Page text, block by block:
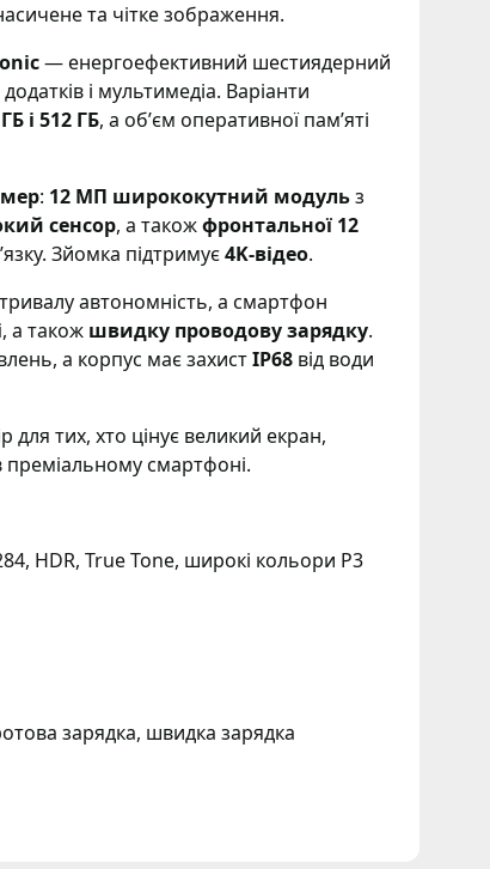
та чітке зображення.
— енергоефективний шестиядерний
і мультимедіа. Варіанти
і 512 ГБ, а обʼєм оперативної памʼяті
: 12 МП ширококутний модульз
сенсор, а такожфронтальної 12
Зйомка підтримує4K-відео.
автономність, а смартфон
, а також швидку проводову зарядку.
а корпус має захистIP68 від води
для тих, хто цінує великий екран,
преміальному смартфоні.
HDR, True Tone, широкі кольори P3
зарядка, швидка зарядка